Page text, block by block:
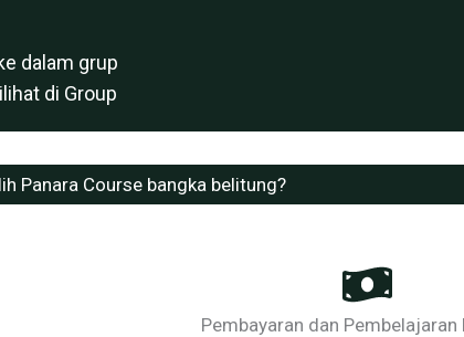
dalam grup
di Group
Panara Course bangka belitung?
Pembayaran dan Pembelajaran